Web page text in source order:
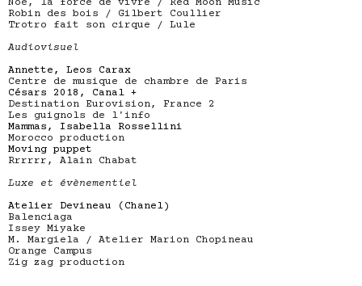
Noé, la force de vivre / Red Moon Music
Robin des bois / Gilbert Coullier
Trotro fait son cirque / Lule
Audiovisuel
Annette, Leos Carax
Centre de musique de chambre de Paris
Césars 2018, Canal +
Destination Eurovision, France 2
Les guignols de l'info
Mammas, Isabella Rossellini
Morocco production
Moving puppet
Rrrrrr, Alain Chabat
Luxe et évènementiel
Atelier Devineau (Chanel)
Balenciaga
Issey Miyake
M. Margiela / Atelier Marion Chopineau
Orange Campus
Zig zag production